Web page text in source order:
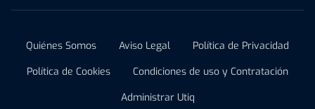
Quiénes Somos Aviso Legal
Política de Privacidad
Política de Cookies
Condiciones de uso y Contratación
Administrar Utiq